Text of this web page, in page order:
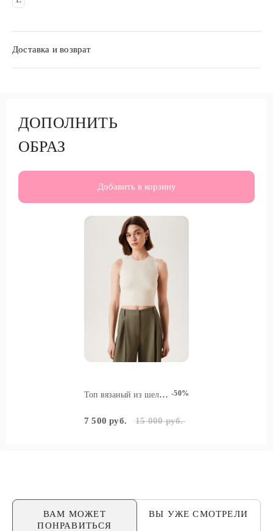
Доставка и возврат
ДОПОЛНИТЬ
ОБРАЗ
Добавить в корзину
Топ вязаный из шелка и кашемира -50%
7 500 руб. 15 000 руб.
ВАМ МОЖЕТ
ПОНРАВИТЬСЯ
ВЫ УЖЕСМОТРЕЛИ